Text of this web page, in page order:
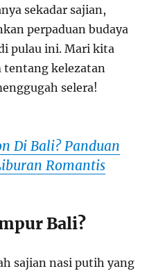
sekadar sajian,
perpaduan budaya
pulau ini. Mari kita
tentang kelezatan
selera!
Di Bali? Panduan
Romantis
Bali?
sajian nasi putih yang